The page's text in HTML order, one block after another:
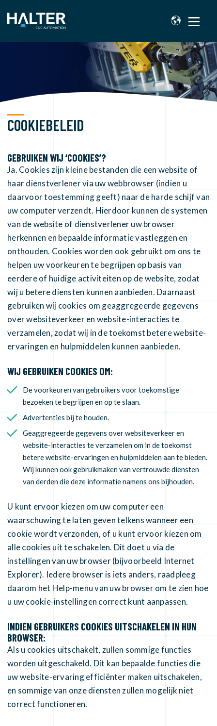
COOKIEBELEID
GEBRUIKEN WIJ ‘COOKIES’?
Ja. Cookies zijn kleine bestanden die een website of
haar dienstverlener via uw webbrowser (indien u
daarvoor toestemming geeft) naar de harde schijf van
uw computer verzendt. Hierdoor kunnen de systemen
van de website of dienstverlener uw browser
herkennen en bepaalde informatie vastleggen en
onthouden. Cookies worden ook gebruikt om ons te
helpen uw voorkeuren te begrijpen op basis van
eerdere of huidige activiteiten op de website, zodat
wij u betere diensten kunnen aanbieden. Daarnaast
gebruiken wij cookies om geaggregeerde gegevens
over websiteverkeer en website-interacties te
verzamelen, zodat wij in de toekomst betere website-
ervaringen en hulpmiddelen kunnen aanbieden.
WIJ GEBRUIKEN COOKIES OM:
De voorkeuren van gebruikers voor toekomstige
bezoeken te begrijpen en op te slaan.
Advertenties bij te houden.
Geaggregeerde gegevens over websiteverkeer en
website-interacties te verzamelen om in de toekomst
betere website-ervaringen en hulpmiddelen aan te bieden.
Wij kunnen ook gebruikmaken van vertrouwde diensten
van derden die deze informatie namens ons bijhouden.
U kunt ervoor kiezen om uw computer een
waarschuwing te laten geven telkens wanneer een
cookie wordt verzonden, of u kunt ervoor kiezen om
alle cookies uit te schakelen. Dit doet u via de
instellingen van uw browser (bijvoorbeeld Internet
Explorer). Iedere browser is iets anders, raadpleeg
daarom het Help-menu van uw browser om te zien hoe
u uw cookie-instellingen correct kunt aanpassen.
INDIEN GEBRUIKERS COOKIES UITSCHAKELEN IN HUN
BROWSER:
Als u cookies uitschakelt, zullen sommige functies
worden uitgeschakeld. Dit kan bepaalde functies die
uw website-ervaring efficiënter maken uitschakelen,
en sommige van onze diensten zullen mogelijk niet
correct functioneren.